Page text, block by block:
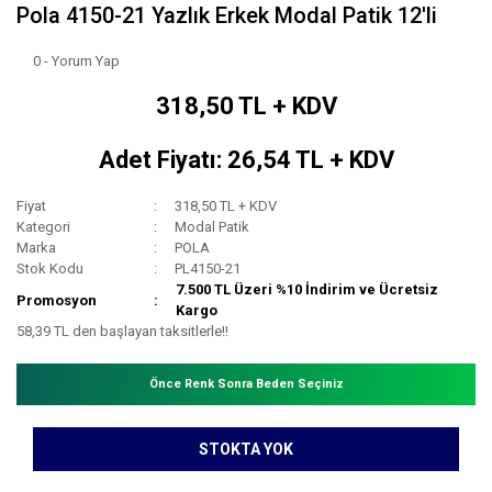
Pola 4150-21 Yazlık Erkek Modal Patik 12'li
0 - Yorum Yap
318,50 TL + KDV
Adet Fiyatı: 26,54 TL + KDV
Fiyat
318,50 TL + KDV
Kategori
Modal Patik
Marka
POLA
Stok Kodu
PL4150-21
Promosyon
7.500 TL Üzeri %10 İndirim ve Ücretsiz
Kargo
58,39 TL den başlayan taksitlerle!!
Önce Renk Sonra Beden Seçiniz
STOKTA YOK